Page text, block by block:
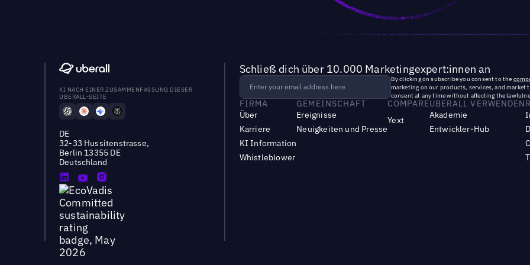
KI NACH EINER ZUSAMMENFASSUNG DIESER
UBERALL-SEITE
DE
32-33 Hussitenstrasse,
Berlin 13355 DE
Deutschland
Schließ dich über 10.000 Marketingexpert:innen an
By clicking on subscribe you consent to the
marketing on our products, services, and market
consent at any time without affecting the
FIRMA
Über
Karriere
KI Information
Whistleblower
GEMEINSCHAFT
Ereignisse
Neuigkeiten und Presse
COMPARE
Yext
UBERALL VERWENDEN
Akademie
Entwickler-Hub